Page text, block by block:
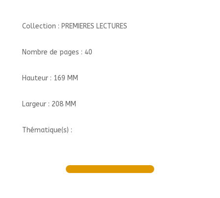
Collection : PREMIERES LECTURES
Nombre de pages : 40
Hauteur : 169 MM
Largeur : 208 MM
Thématique(s) :